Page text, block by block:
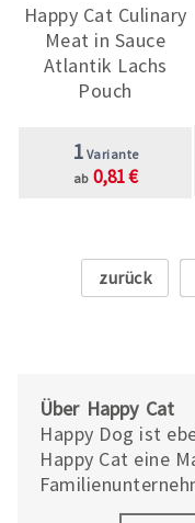
Happy Cat Culinary
Meat in Sauce
Atlantik Lachs
Pouch
1 Variante
ab 0,81 €
Über Happy Cat
Happy Dog ist
Happy Cat eine